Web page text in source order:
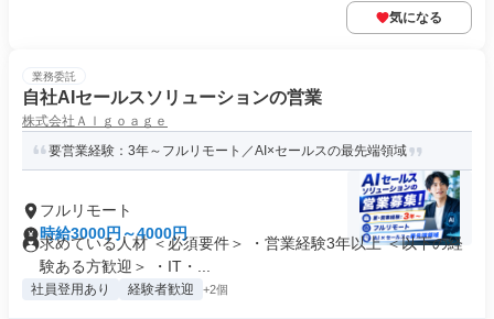
気になる
業務委託
自社AIセールスソリューションの営業
株式会社Ａｌｇｏａｇｅ
要営業経験：3年～フルリモート／AI×セールスの最先端領域
フルリモート
時給3000円～4000円
求めている人材 ＜必須要件＞ ・営業経験3年以上 ＜以下の経
験ある方歓迎＞ ・IT・...
社員登用あり 経験者歓迎 +2個